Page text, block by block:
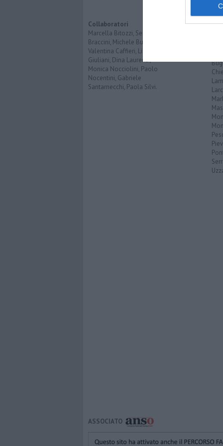
Collaboratori
Marcella Bitozzi, Sergio
Braccini, Michele Bufalino,
Valentina Caffieri, Linda
Giuliani, Dina Laurenzi,
Monica Nocciolini, Paolo
Nocentini, Gabriele
Santarnecchi, Paola Silvi.
ASSOCIATO